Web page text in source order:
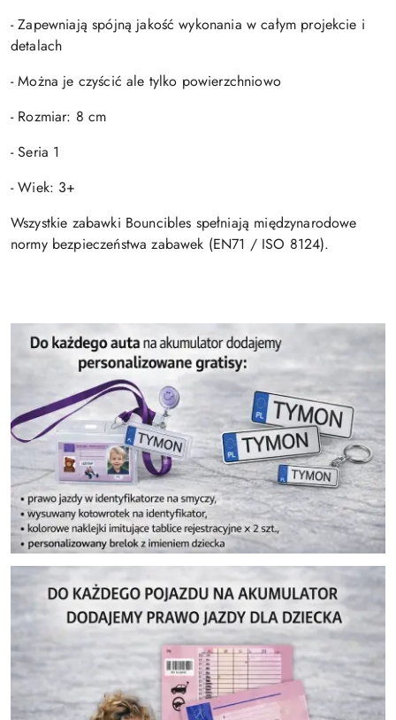
- Zapewniają spójną jakość wykonania w całym projekcie i
detalach
- Można je czyścić ale tylko powierzchniowo
- Rozmiar: 8 cm
- Seria 1
- Wiek: 3+
Wszystkie zabawki Bouncibles spełniają międzynarodowe
normy bezpieczeństwa zabawek (EN71 / ISO 8124).